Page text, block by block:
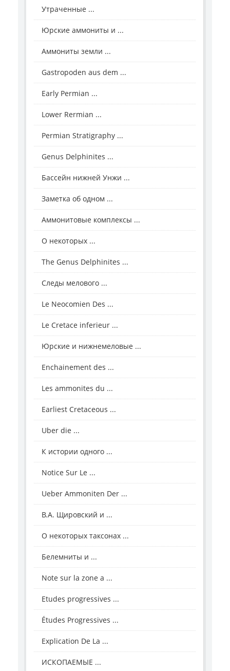
Утраченные ...
Юрские аммониты и ...
Аммониты земли ...
Gastropoden aus dem ...
Early Permian ...
Lower Rermian ...
Permian Stratigraphy ...
Genus Delphinites ...
Бассейн нижней Унжи ...
Заметка об одном ...
Аммонитовые комплексы ...
О некоторых ...
The Genus Delphinites ...
Следы мелового ...
Le Neocomien Des ...
Le Cretace inferieur ...
Юрские и нижнемеловые ...
Enchainement des ...
Les ammonites du ...
Earliest Cretaceous ...
Uber die ...
К истории одного ...
Notice Sur Le ...
Ueber Ammoniten Der ...
В.А. Щировский и ...
О некоторых таксонах ...
Белемниты и ...
Note sur la zone a ...
Etudes progressives ...
Études Progressives ...
Explication De La ...
ИСКОПАЕМЫЕ ...